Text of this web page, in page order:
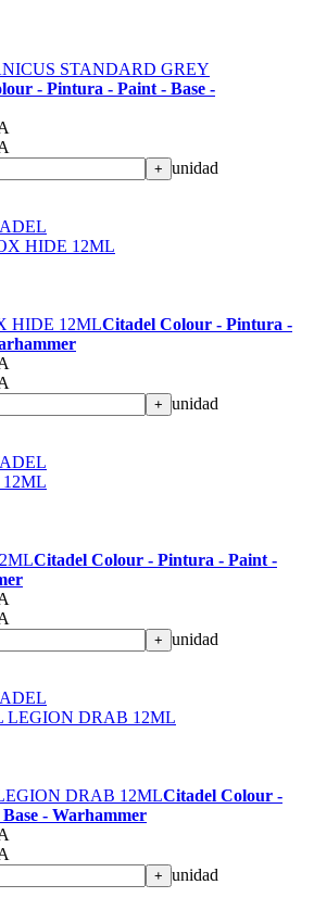
STANDARD GREY
- Pintura - Paint - Base -
+ unidad
HIDE 12MLCitadel Colour - Pintura -
+ unidad
Citadel Colour - Pintura - Paint -
+ unidad
DRAB 12MLCitadel Colour -
- Warhammer
+ unidad